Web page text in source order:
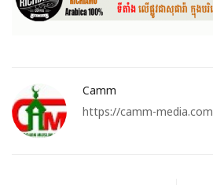
Camm
https://camm-media.com